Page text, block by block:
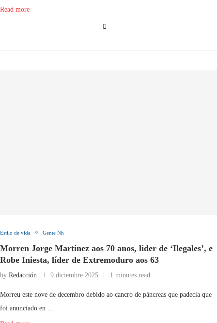
Read more
Estilo de vida Gente Nh
Morren Jorge Martínez aos 70 anos, líder de ‘Ilegales’, e
Robe Iniesta, líder de Extremoduro aos 63
by Redacción 9 diciembre 2025 1 minutes read
Morreu este nove de decembro debido ao cancro de páncreas que padecía que
foi anunciado en …